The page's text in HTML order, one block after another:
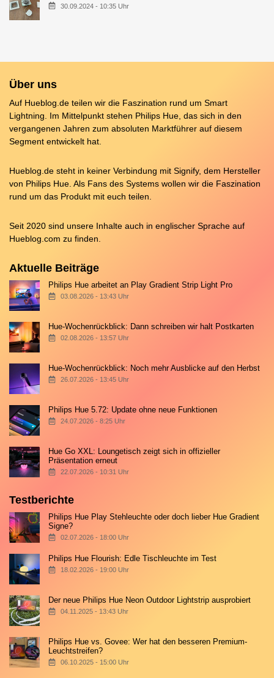
30.09.2024 - 10:35 Uhr
Über uns
Auf Hueblog.de teilen wir die Faszination rund um Smart
Lightning. Im Mittelpunkt stehen Philips Hue, das sich in den
vergangenen Jahren zum absoluten Marktführer auf diesem
Segment entwickelt hat.
Hueblog.de steht in keiner Verbindung mit Signify, dem Hersteller
von Philips Hue. Als Fans des Systems wollen wir die Faszination
rund um das Produkt mit euch teilen.
Seit 2020 sind unsere Inhalte auch in englischer Sprache auf
Hueblog.com zu finden.
Aktuelle Beiträge
Philips Hue arbeitet an Play Gradient Strip Light Pro
03.08.2026 - 13:43 Uhr
Hue-Wochenrückblick: Dann schreiben wir halt Postkarten
02.08.2026 - 13:57 Uhr
Hue-Wochenrückblick: Noch mehr Ausblicke auf den Herbst
26.07.2026 - 13:45 Uhr
Philips Hue 5.72: Update ohne neue Funktionen
24.07.2026 - 8:25 Uhr
Hue Go XXL: Loungetisch zeigt sich in offizieller
Präsentation erneut
22.07.2026 - 10:31 Uhr
Testberichte
Philips Hue Play Stehleuchte oder doch lieber Hue Gradient
Signe?
02.07.2026 - 18:00 Uhr
Philips Hue Flourish: Edle Tischleuchte im Test
18.02.2026 - 19:00 Uhr
Der neue Philips Hue Neon Outdoor Lightstrip ausprobiert
04.11.2025 - 13:43 Uhr
Philips Hue vs. Govee: Wer hat den besseren Premium-
Leuchtstreifen?
06.10.2025 - 15:00 Uhr